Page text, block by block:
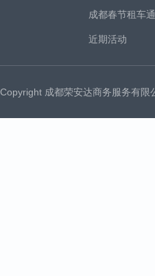
成都春节租车
近期活动
Copyright 成都荣安达商务服务有